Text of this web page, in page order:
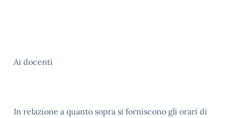
Ai docenti
In relazione a quanto sopra si forniscono gli orari di